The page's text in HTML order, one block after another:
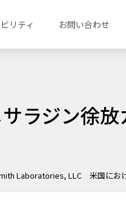
リティ お問い合わせ
Laboratories, LLC 米国にお
ラジン徐放